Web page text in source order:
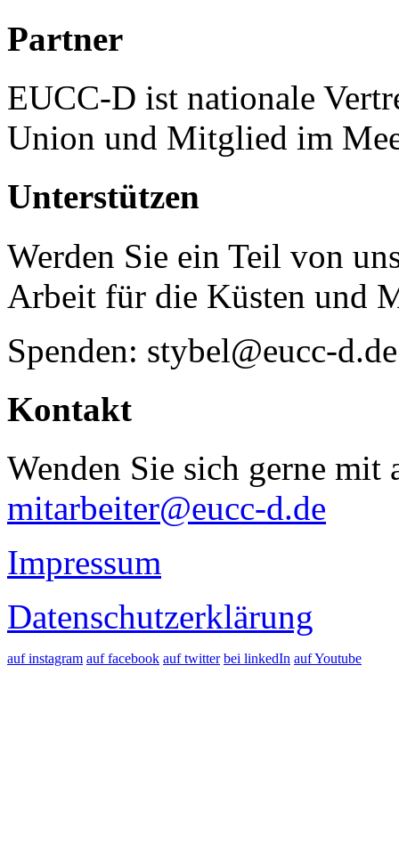
Partner
EUCC-D ist nationale
Union und Mitglied im
Unterstützen
Werden Sie ein Teil von
Arbeit für die Küsten und
Spenden: stybel@eucc-d.de
Kontakt
Wenden Sie sich gerne mit
mitarbeiter@eucc-d.de
Impressum
Datenschutzerklärung
auf instagram auf facebook auf twitter bei linkedIn auf Youtube